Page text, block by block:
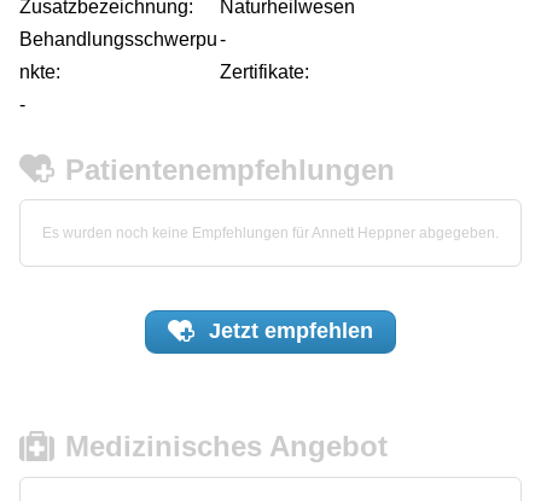
Zusatzbezeichnung:
Naturheilwesen
Behandlungsschwerpu
nkte:
-
Zertifikate:
-
Patientenempfehlungen
Es wurden noch keine Empfehlungen für Annett Heppner abgegeben.
Jetzt empfehlen
Medizinisches Angebot